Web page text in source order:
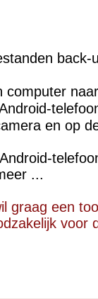
back-
computer
en op
...
graag een
voor